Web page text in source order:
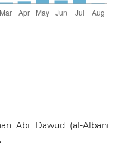
Abi Dawud (al-Albani